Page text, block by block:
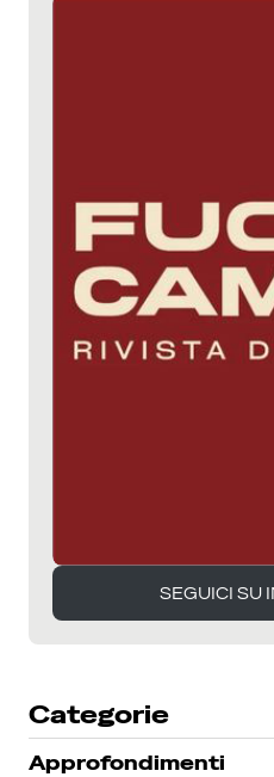
SEGUICI SU
SEGUICI SU
Categorie
Approfondimenti